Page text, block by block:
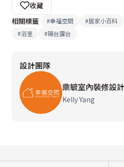
收藏
相關標籤
#幸福空間 #居家小百科
#浴室 #陽台露台
設計團隊
鼎毓室內裝修設
Kelly Yang